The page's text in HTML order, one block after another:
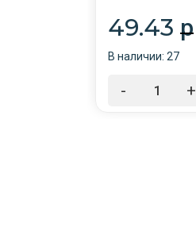
49.43 p
В наличии: 27
- +